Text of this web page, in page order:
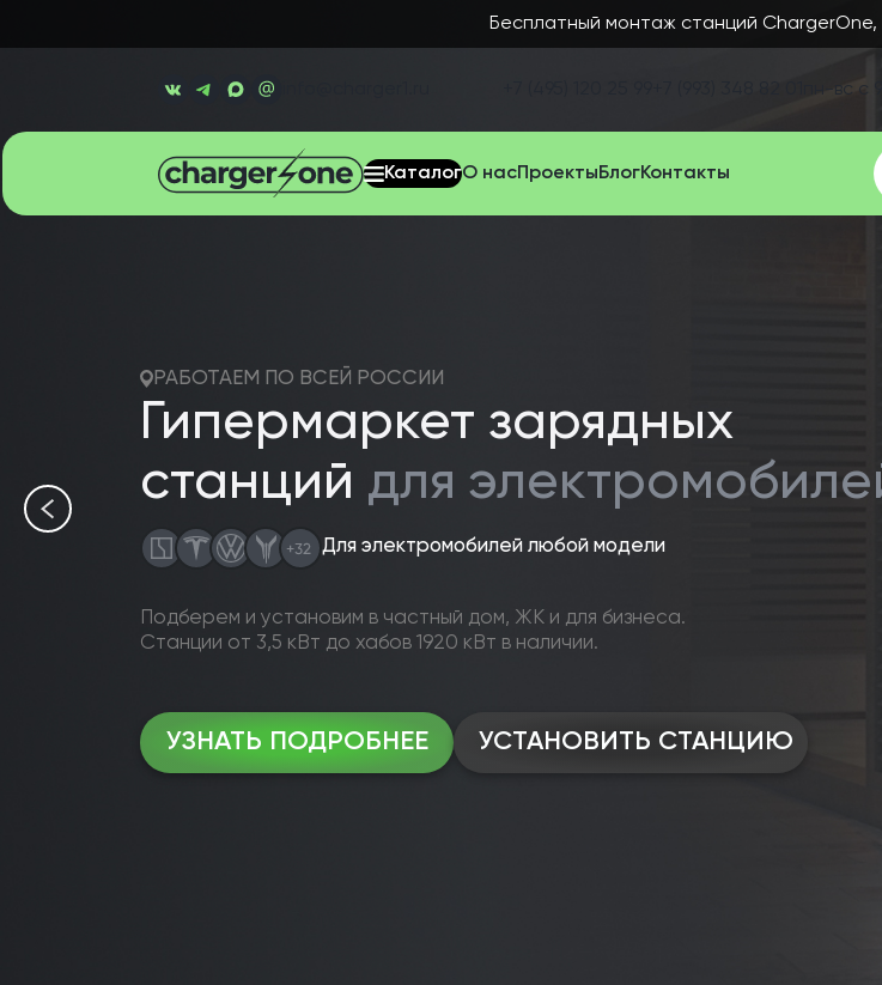
Бесплатный монтаж станций
пн-вс с
КаталогО насПроектыБлогКонтакты
РАБОТАЕМ ПО ВСЕЙ РОССИИ
Гипермаркет зарядных
станций для
Для электромобилей любой модели
Подберем и установим в частный дом, ЖК и для бизнеса.
Станции от 3,5 кВт до хабов 1920 кВт в наличии.
УЗНАТЬ ПОДРОБНЕЕ УСТАНОВИТЬ СТАНЦИЮ